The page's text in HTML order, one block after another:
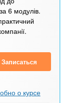
6 модулів.
Записаться
о курсе